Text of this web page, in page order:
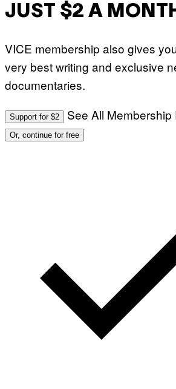
JUST $2 A
VICE membership also gives
very best writing and exclusive
documentaries.
Support for $2 See All Membership
Or, continue for free